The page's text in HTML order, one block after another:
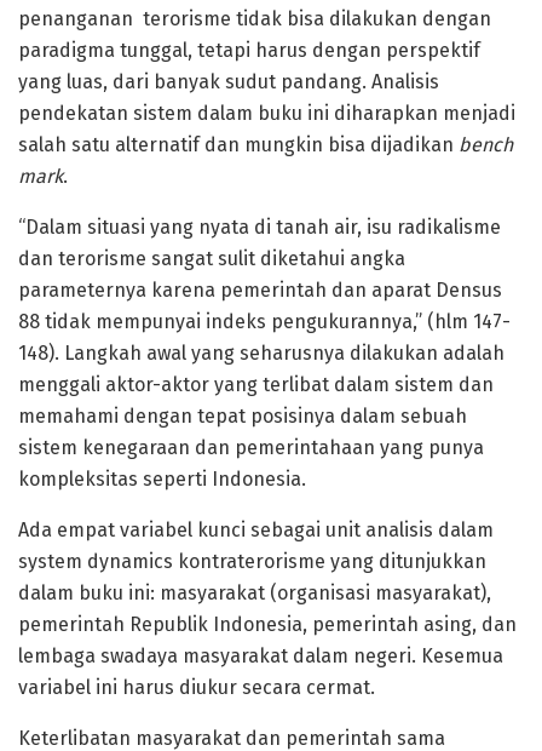
penanganan terorisme tidak bisa dilakukan dengan
paradigma tunggal, tetapi harus dengan perspektif
yang luas, dari banyak sudut pandang. Analisis
pendekatan sistem dalam buku ini diharapkan menjadi
salah satu alternatif dan mungkin bisa dijadikan bench
mark.
“Dalam situasi yang nyata di tanah air, isu radikalisme
dan terorisme sangat sulit diketahui angka
parameternya karena pemerintah dan aparat Densus
88 tidak mempunyai indeks pengukurannya,” (hlm 147-
148). Langkah awal yang seharusnya dilakukan adalah
menggali aktor-aktor yang terlibat dalam sistem dan
memahami dengan tepat posisinya dalam sebuah
sistem kenegaraan dan pemerintahaan yang punya
kompleksitas seperti Indonesia.
Ada empat variabel kunci sebagai unit analisis dalam
system dynamics kontraterorisme yang ditunjukkan
dalam buku ini: masyarakat (organisasi masyarakat),
pemerintah Republik Indonesia, pemerintah asing, dan
lembaga swadaya masyarakat dalam negeri. Kesemua
variabel ini harus diukur secara cermat.
Keterlibatan masyarakat dan pemerintah sama